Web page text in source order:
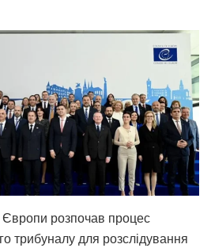
Європи розпочав процес
трибуналу для розслідування